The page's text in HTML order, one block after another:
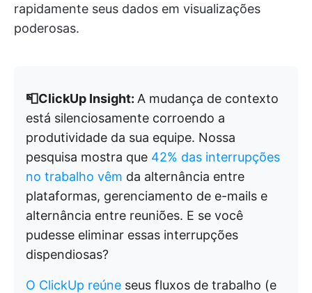
rapidamente seus dados em visualizações
poderosas.
📮ClickUp Insight: A mudança de contexto
está silenciosamente corroendo a
produtividade da sua equipe. Nossa
pesquisa mostra que 42% das interrupções
no trabalho vêm da alternância entre
plataformas, gerenciamento de e-mails e
alternância entre reuniões. E se você
pudesse eliminar essas interrupções
dispendiosas?
O ClickUp reúne seus fluxos de trabalho (e